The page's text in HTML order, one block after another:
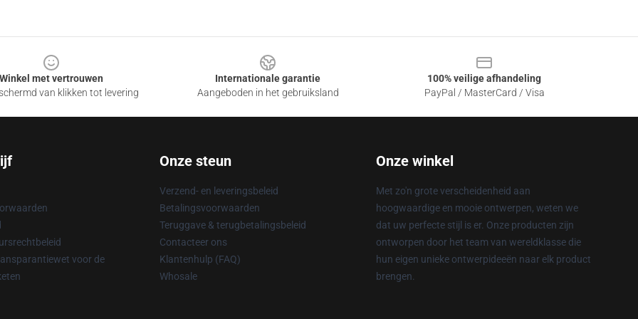
Winkel met vertrouwen
van klikken tot levering
Internationale garantie
Aangeboden in het gebruiksland
100% veilige afhandeling
PayPal / MasterCard / Visa
voor de
Onze steun
Verzend- en leveringsbeleid
Betalingsvoorwaarden
Teruggave & terugbetalingsbeleid
Contacteer ons
Klantenhulp (FAQ)
Whosale
Onze winkel
Met zo'n grote verscheidenheid aan
hoogwaardige en mooie ontwerpen, weten we
dat uw perfecte stijl is er. Onze producten zijn
ontworpen door het team van wereldklasse die
hun eigen unieke ontwerpideeën naar elk product
brengen.